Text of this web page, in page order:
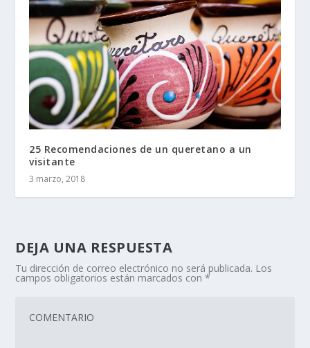
25 Recomendaciones de un queretano a un
visitante
3 marzo, 2018
DEJA UNA RESPUESTA
Tu dirección de correo electrónico no será publicada. Los
campos obligatorios están marcados con*